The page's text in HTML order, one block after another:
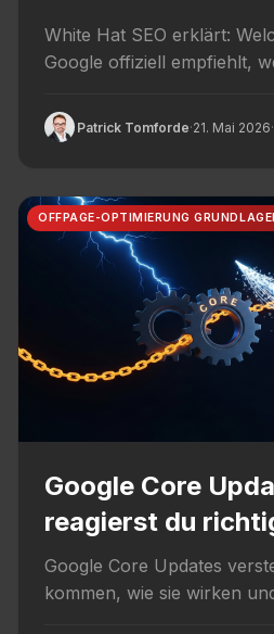
Wirkung
White Hat SEO erklärt:
Google offiziell empfiehlt,
Arbeit nachhaltige...
Patrick Tomforde·21. Mai 2026·
OFFPAGE-OPTIMIERUNG
Google Core
reagierst du
Google Core Updates
kommen, wie sie wirken